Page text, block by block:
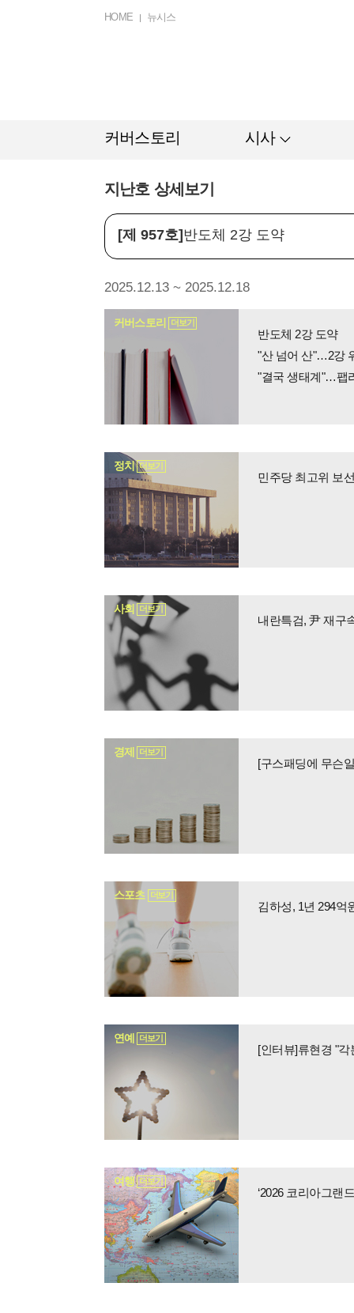
HOME 뉴시스
커버스토리 시사
지난호 상세보기
[제 957호] 반도체 2강 도약
2025.12.13 ~ 2025.12.18
커버스토리 더보기
반도체 2강 도약
"산 넘어 산"…2강
"결국 생태계"…팹
정치 더보기
민주당 최고위 보
사회 더보기
내란특검, 尹 재구
경제 더보기
스포츠 더보기
김하성, 1년 294억
연예 더보기
[인터뷰]류현경 "각
여행 더보기
‘2026 코리아그랜